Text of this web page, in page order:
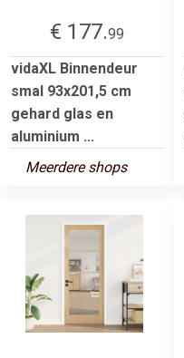
€ 177.99
vidaXL Binnendeur
smal 93x201,5 cm
gehard glas en
aluminium ...
Meerdere shops